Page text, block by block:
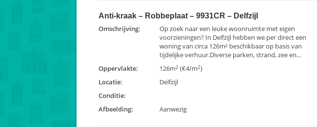
Anti-kraak – Robbeplaat – 9931CR – Delfzijl
Omschrijving:
Op zoek naar een leuke woonruimte met eigen
voorzieningen? In Delfzijl hebben we per direct een
woning van circa 126m² beschikbaar op basis van
tijdelijke verhuur.Diverse parken, strand, zee en...
Oppervlakte:
126m2 (€4/m2)
Locatie:
Delfzijl
Conditie:
Afbeelding:
Aanwezig